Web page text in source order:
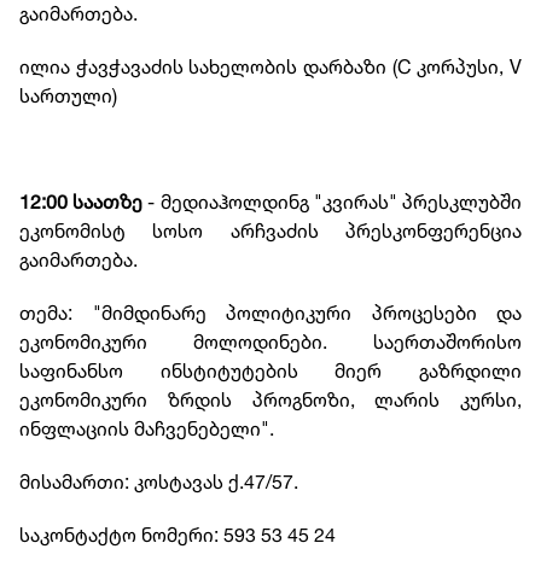
გაიმართება.
ილია ჭავჭავაძის სახელობის დარბაზი (C კორპუსი, V
სართული)
12:00 საათზე - მედიაჰოლდინგ "კვირას" პრესკლუბში
ეკონომისტ სოსო არჩვაძის პრესკონფერენცია
გაიმართება.
თემა: "მიმდინარე პოლიტიკური პროცესები და
ეკონომიკური მოლოდინები. საერთაშორისო
საფინანსო ინსტიტუტების მიერ გაზრდილი
ეკონომიკური ზრდის პროგნოზი, ლარის კურსი,
ინფლაციის მაჩვენებელი".
მისამართი: კოსტავას ქ.47/57.
საკონტაქტო ნომერი: 593 53 45 24